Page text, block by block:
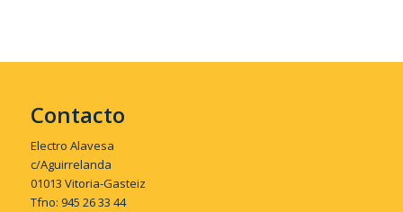
Contacto
Electro Alavesa
c/Aguirrelanda
01013 Vitoria-Gasteiz
Tfno: 945 26 33 44